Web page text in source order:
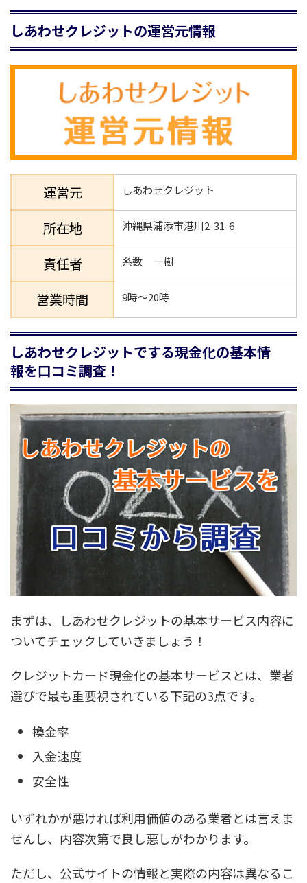
しあわせクレジットの運営元情報
運営元 しあわせクレジット
所在地 沖縄県浦添市港川2-31-6
責任者 糸数 一樹
営業時間 9時～20時
しあわせクレジットでする現金化の基本情
報を口コミ調査！
まずは、しあわせクレジットの基本サービス内容に
ついてチェックしていきましょう！
クレジットカード現金化の基本サービスとは、業者
選びで最も重要視されている下記の3点です。
換金率
入金速度
安全性
いずれかが悪ければ利用価値のある業者とは言えま
せんし、内容次第で良し悪しがわかります。
ただし、公式サイトの情報と実際の内容は異なるこ